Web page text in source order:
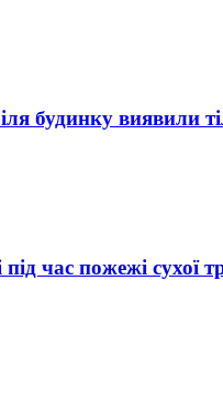
будинку виявили
час пожежі сухої